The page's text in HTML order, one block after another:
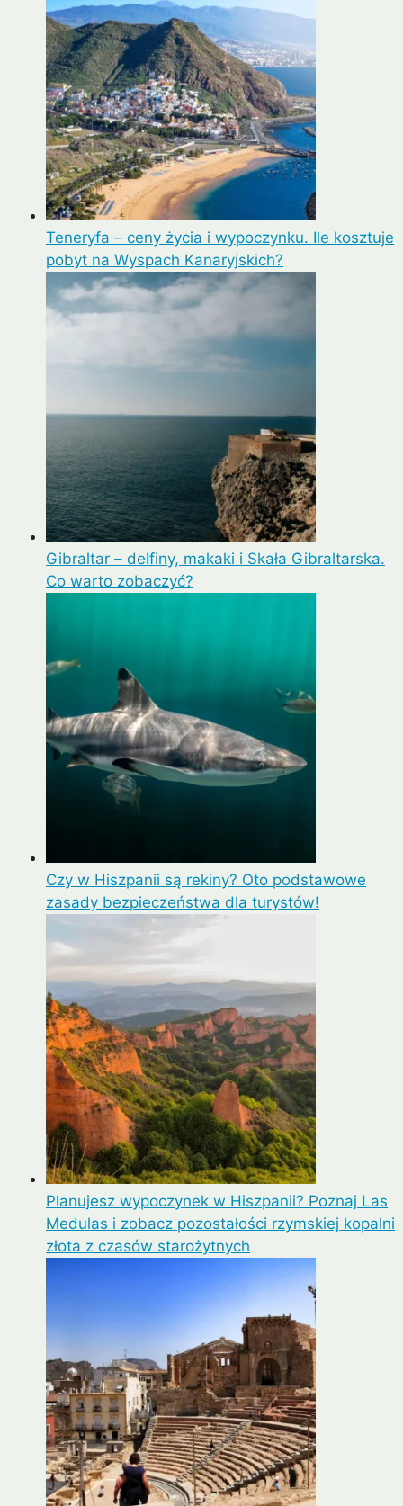
Teneryfa – ceny życia i wypoczynku. Ile kosztuje
pobyt na Wyspach Kanaryjskich?
Gibraltar – delfiny, makaki i Skała Gibraltarska.
Co warto zobaczyć?
Czy w Hiszpanii są rekiny? Oto podstawowe
zasady bezpieczeństwa dla turystów!
Planujesz wypoczynek w Hiszpanii? Poznaj Las
Medulas i zobacz pozostałości rzymskiej kopalni
złota z czasów starożytnych